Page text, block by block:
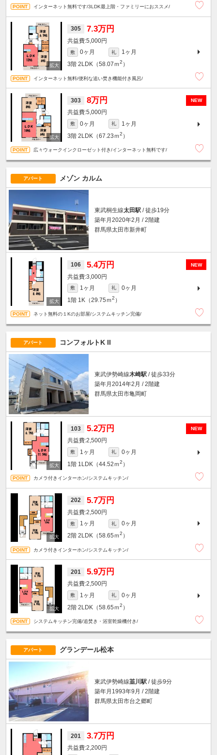
インターネット無料です/3LDK最上階・ファミリーにおススメ/
305 7.3万円
5,000円
敷 0ヶ月 礼
1ヶ月
3階 2LDK（58.07ｍ2 ）
インターネット無料/便利な追い焚き機能付き風呂/
NEW
303 8万円
5,000円
敷 0ヶ月 礼
1ヶ月
3階 2LDK（67.23ｍ2 ）
広々ウォークインクローゼット付き/インターネット無料です/
アパート メゾン カルム
東武桐生線太田駅 / 徒歩19分
築年月2020年2月 / 2階建
群馬県太田市新井町
NEW
106 5.4万円
3,000円
敷 1ヶ月 礼
0ヶ月
1階 1K（29.75ｍ2 ）
ネット無料の１Kのお部屋/システムキッチン完備/
アパート コンフォルトK II
東武伊勢崎線木崎駅 / 徒歩33分
築年月2014年2月 / 2階建
群馬県太田市亀岡町
NEW
103 5.2万円
2,500円
敷 1ヶ月 礼
0ヶ月
1階 1LDK（44.52ｍ2 ）
カメラ付きインターホン/システムキッチン/
202 5.7万円
2,500円
敷 1ヶ月 礼
0ヶ月
2階 2LDK（58.65ｍ2 ）
カメラ付きインターホン/システムキッチン/
201 5.9万円
2,500円
敷 1ヶ月 礼
0ヶ月
2階 2LDK（58.65ｍ2 ）
システムキッチン完備/追焚き・浴室乾燥機付き/
アパート グランデール松本
東武伊勢崎線韮川駅 / 徒歩9分
築年月1993年9月 / 2階建
群馬県太田市台之郷町
201 3.7万円
2,200円